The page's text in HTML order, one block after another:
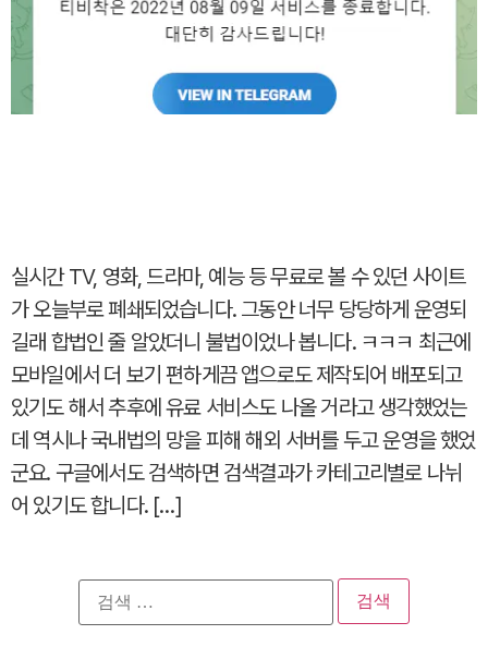
실시간 TV, 영화, 드라마, 예능 등 무료로 볼 수 있던 사이트
가 오늘부로 폐쇄되었습니다. 그동안 너무 당당하게 운영되
길래 합법인 줄 알았더니 불법이었나 봅니다. ㅋㅋㅋ 최근에
모바일에서 더 보기 편하게끔 앱으로도 제작되어 배포되고
있기도 해서 추후에 유료 서비스도 나올 거라고 생각했었는
데 역시나 국내법의 망을 피해 해외 서버를 두고 운영을 했었
군요. 구글에서도 검색하면 검색결과가 카테고리별로 나뉘
어 있기도 합니다. […]
검
색: